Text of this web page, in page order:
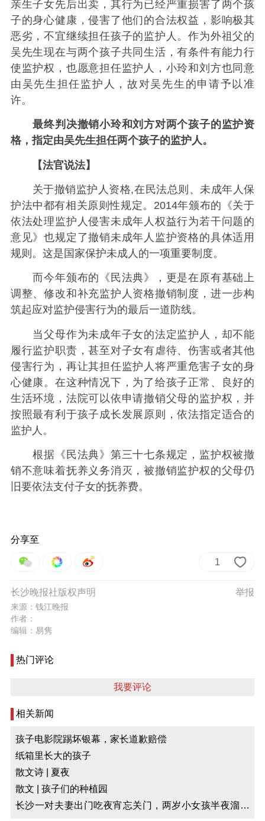
亲生子女先后出卖，其行为已经严重损害了两个孩
子的身心健康，侵害了他们的合法权益，影响极其
恶劣，不宜继续担任孩子的监护人。作为外祖父的
吴先生现在与两个孩子共同生活，有条件有能力行
使监护权，也愿意担任监护人，小玲和刘方也同意
由吴先生担任监护人，故对吴先生的申请予以准
许。
最终判决撤销小玲和刘方对两个孩子的监护资
格，指定由吴先生担任两个孩子的监护人。
【法官说法】
关于撤销监护人资格,在民法总则、未成年人保
护法中都有相关原则性规定。2014年颁布的《关于
依法处理监护人侵害未成年人权益行为若干问题的
意见》也规定了撤销未成年人监护资格的具体适用
规则。这是国家保护未成人的一项重要制度。
而今年颁布的《民法典》，更是在原有基础上
调整、修改和补充监护人资格撤销制度，进一步构
筑起应对监护侵害行为的最后一道防线。
当父母作为未成年子女的法定监护人，却不能
履行监护职责，甚至对子女有虐待、伤害或者其他
侵害行为，再让其担任监护人将严重危害子女的身
心健康。在这种情况下，为了给孩子正常、良好的
生活环境，法院可以依申请撤销父母的监护权，并
按照最有利于孩子成长发展原则，依法指定适合的
监护人。
根据《民法典》第三十七条规定，监护权被撤
销不意味着抚养义务消灭，被撤销监护权的父母仍
旧要依法支付子女的抚养费。
分享至
1
举报
长沙晚报社版权声明
来源：钱江晚报
作者：
编辑：易隽
热门评论
我要评论
相关新闻
孩子电影院踢坏银幕，家长道歉赔偿
纸箱里长大的孩子
散文诗 | 夏夜
散文 | 孩子们的种植园
长沙一对夫妻出门吃夜宵忘关门，两岁小女孩半夜溜出